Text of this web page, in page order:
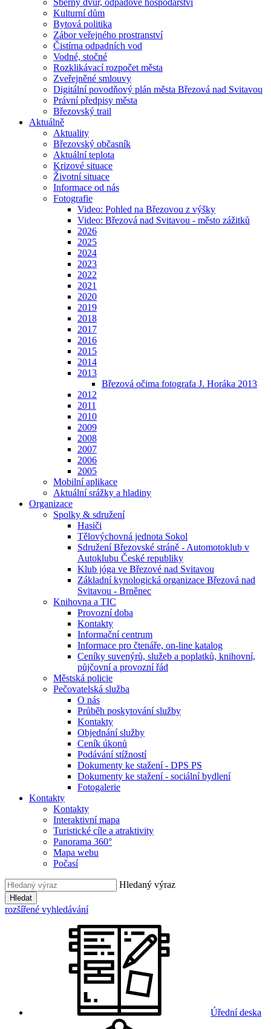
Sběrný dvůr, odpadové hospodářství
Kulturní dům
Bytová politika
Zábor veřejného prostranství
Čistírna odpadních vod
Vodné, stočné
Rozklikávací rozpočet města
Zveřejněné smlouvy
Digitální povodňový plán města Březová nad Svitavou
Právní předpisy města
Březovský trail
Aktuálně
Aktuality
Březovský občasník
Aktuální teplota
Krizové situace
Životní situace
Informace od nás
Fotografie
Video: Pohled na Březovou z výšky
Video: Březová nad Svitavou - město zážitků
2026
2025
2024
2023
2022
2021
2020
2019
2018
2017
2016
2015
2014
2013
Březová očima fotografa J. Horáka 2013
2012
2011
2010
2009
2008
2007
2006
2005
Mobilní aplikace
Aktuální srážky a hladiny
Organizace
Spolky & sdružení
Hasiči
Tělovýchovná jednota Sokol
Sdružení Březovské stráně - Automotoklub v
Autoklubu České republiky
Klub jóga ve Březové nad Svitavou
Základní kynologická organizace Březová nad
Svitavou - Brněnec
Knihovna a TIC
Provozní doba
Kontakty
Informační centrum
Informace pro čtenáře, on-line katalog
Ceníky suvenýrů, služeb a poplatků, knihovní,
půjčovní a provozní řád
Městská policie
Pečovatelská služba
O nás
Průběh poskytování služby
Kontakty
Objednání služby
Ceník úkonů
Podávání stížností
Dokumenty ke stažení - DPS PS
Dokumenty ke stažení - sociální bydlení
Fotogalerie
Kontakty
Kontakty
Interaktivní mapa
Turistické cíle a atraktivity
Panorama 360°
Mapa webu
Počasí
Hledaný výraz
Hledat
rozšířené vyhledávání
Úřední deska